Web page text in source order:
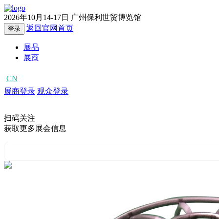
2026年10月14-17日 广州保利世贸博览馆
登录 返回官网首页
展品
展商
CN
展商登录 观众登录
扫码关注
获取更多展会信息